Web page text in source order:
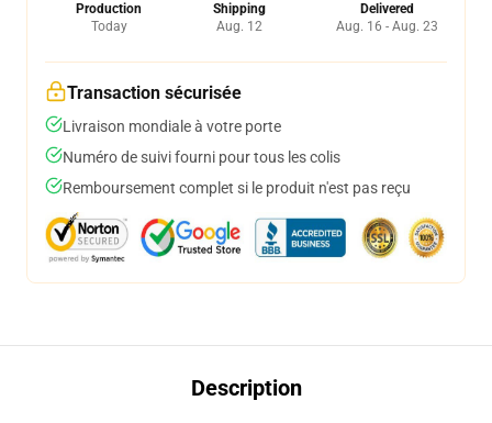
Production
Today
Shipping
Aug. 12
Delivered
Aug. 16 - Aug. 23
Transaction sécurisée
Livraison mondiale à votre porte
Numéro de suivi fourni pour tous les colis
Remboursement complet si le produit n'est pas reçu
Description